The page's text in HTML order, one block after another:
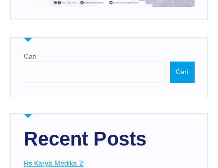
Cari
Cari
Recent Posts
Rs Karya Medika 2